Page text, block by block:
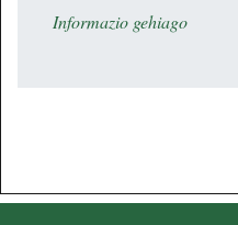
Informazio gehiago